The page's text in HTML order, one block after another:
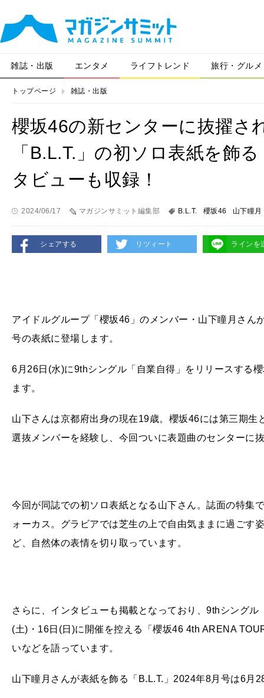
雑誌・出版 エンタメ ライフトレンド 旅行・グルメ
トップページ 雑誌・出版
櫻坂46の新センターに抜擢さ
「B.L.T.」の初ソロ表紙を飾
タビューも収録！
2024/06/17 マガジンサミット編集部 B.L.T. 櫻坂46 山下瞳月
シェアする リツィート ラインを
アイドルグループ「櫻坂46」のメンバー・山下瞳月さん
号の表紙に登場します。
6月26日(水)に9thシングル「自業自得」をリリースする
ます。
山下さんは京都府出身の現在19歳。櫻坂46には第三期
選抜メンバーを経験し、今回ついに表題曲のセンターに
今回が同誌での初ソロ表紙となる山下さん。誌面の特集
ォーカス。グラビアでは芝生の上で自由気ままに過ごす
ど、自然体の表情を切り取っています。
さらに、インタビューも掲載となっており、9thシング
(土)・16日(日)に開催を控える「櫻坂46 4th ARENA
いなどを語っています。
山下瞳月さんが表紙を飾る「B.L.T.」2024年8月号は6月